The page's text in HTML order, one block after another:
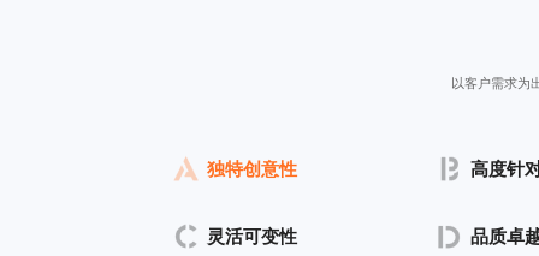
以客户需求为
独特创意性 高度针
灵活可变性 品质卓